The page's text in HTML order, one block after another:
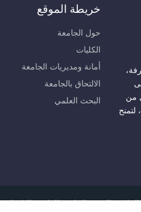
من
لتمنح
خريطة الموقع
حول الجامعة
الكليات
أمانة ومديريات الجامعة
الالتحاق بالجامعة
البحث العلمي
الجامعة العربية الخاصة للعلوم والتكنولوجيا © 2026, مديرية نظم المعلومات